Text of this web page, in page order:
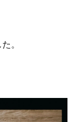
。